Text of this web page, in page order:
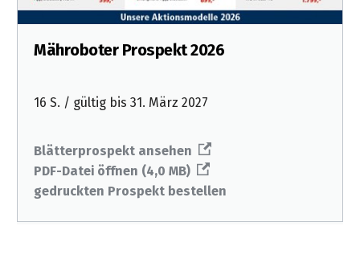
Mähroboter Prospekt 2026
16 S. / gültig bis 31. März 2027
Blätterprospekt ansehen
PDF-Datei öffnen (4,0 MB)
gedruckten Prospekt bestellen